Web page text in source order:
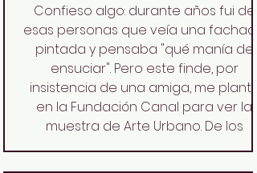
Confieso algo: durante años fui de
esas personas que veía una fachada
pintada y pensaba "qué manía de
ensuciar". Pero este finde, por
insistencia de una amiga, me planté
en la Fundación Canal para ver la
muestra de Arte Urbano. De los